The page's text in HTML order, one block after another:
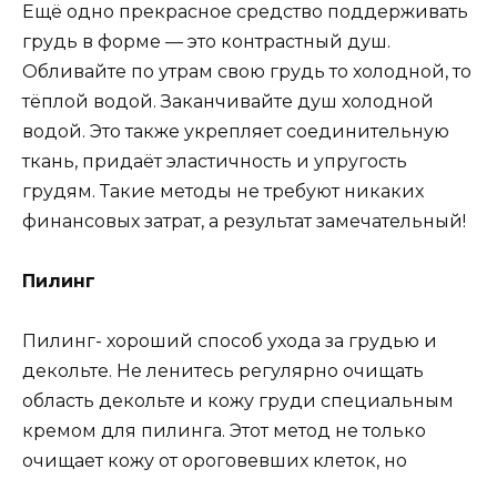
Ещё одно прекрасное средство поддерживать
грудь в форме — это контрастный душ.
Обливайте по утрам свою грудь то холодной, то
тёплой водой. Заканчивайте душ холодной
водой. Это также укрепляет соединительную
ткань, придаёт эластичность и упругость
грудям. Такие методы не требуют никаких
финансовых затрат, а результат замечательный!
Пилинг
Пилинг- хороший способ ухода за грудью и
декольте. Не ленитесь регулярно очищать
область декольте и кожу груди специальным
кремом для пилинга. Этот метод не только
очищает кожу от ороговевших клеток, но